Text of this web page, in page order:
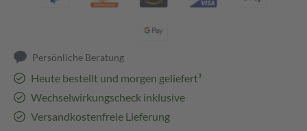
Persönliche Beratung
Heute bestellt und morgen geliefert³
Wechselwirkungscheck inklusive
Versandkostenfreie Lieferung